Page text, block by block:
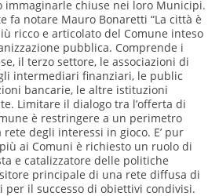
immaginarle chiuse nei loro Municipi.
fa notare Mauro Bonaretti “La città è
ricco e articolato del Comune inteso
pubblica. Comprende i
il terzo settore, le associazioni di
intermediari finanziari, le public
bancarie, le altre istituzioni
Limitare il dialogo tra l’offerta di
è restringere a un perimetro
degli interessi in gioco. E’ pur
ai Comuni è richiesto un ruolo di
e catalizzatore delle politiche
principale di una rete diffusa di
il successo di obiettivi condivisi.